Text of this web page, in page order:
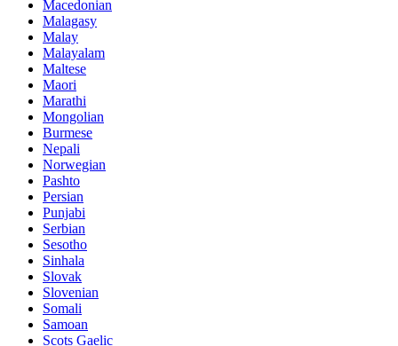
Macedonian
Malagasy
Malay
Malayalam
Maltese
Maori
Marathi
Mongolian
Burmese
Nepali
Norwegian
Pashto
Persian
Punjabi
Serbian
Sesotho
Sinhala
Slovak
Slovenian
Somali
Samoan
Scots Gaelic